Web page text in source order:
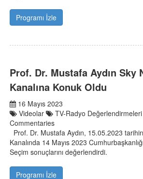
Programı İzle
Prof. Dr. Mustafa Aydın Sky
Kanalına Konuk Oldu
16 Mayıs 2023
Videolar
TV-Radyo
Commentaries
Prof. Dr. Mustafa Aydın, 15.05.2023
Kanalında 14 Mayıs 2023
Seçim sonuçlarını değerlendirdi.
Programı İzle